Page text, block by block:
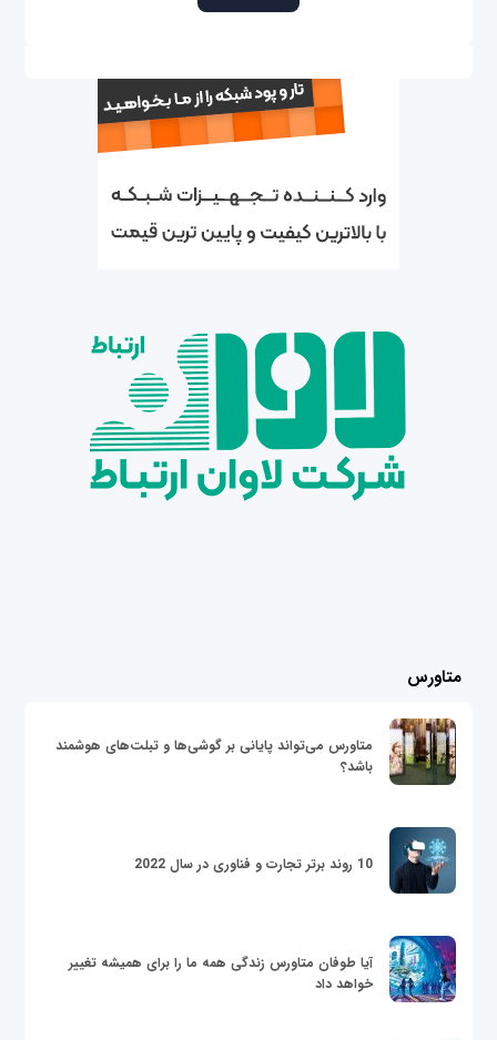
متاورس
متاورس می‌تواند پایانی بر گوشی‌ها و تبلت‌های هوشمند
باشد؟
10 روند برتر تجارت و فناوری در سال 2022
آیا طوفان متاورس زندگی همه ما را برای همیشه تغییر
خواهد داد